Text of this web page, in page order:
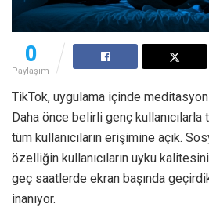
0
Paylaşım
TikTok, uygulama içinde
Daha önce belirli genç
tüm kullanıcıların erişimine açık.
özelliğin kullanıcıların uyku
geç saatlerde ekran başında
inanıyor.